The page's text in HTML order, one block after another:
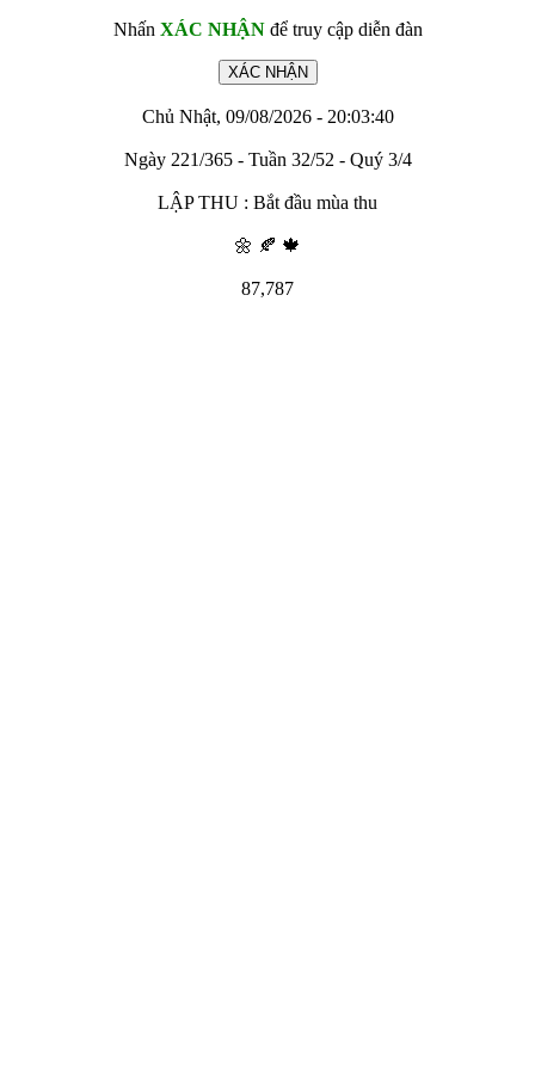
Nhấn XÁC NHẬNđể truy cập diễn đàn
Chủ Nhật, 09/08/2026 - 20:03:40
Ngày 221/365 - Tuần 32/52 - Quý 3/4
LẬP THU : Bắt đầu mùa thu
🌼 🍂 🍁
87,787